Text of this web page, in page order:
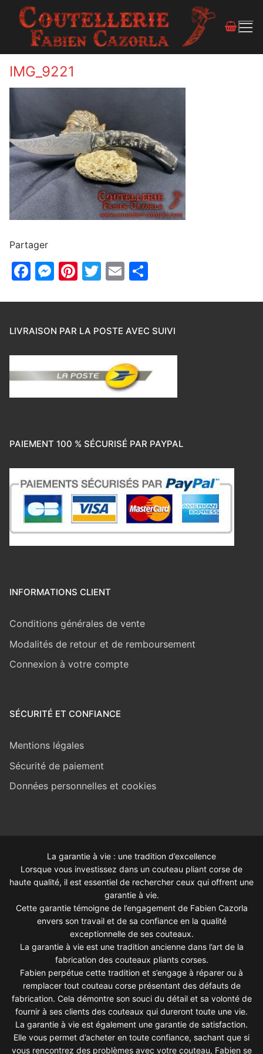
IMG_9221
Partager
Facebook
Messenger
Pinterest
Twitter
Email
LIVRAISON PAR LA POSTE AVEC SUIVI
PAIEMENT 100 % SÉCURISÉ PAR PAYPAL
INFORMATIONS CLIENT
Conditions générales de vente
Modalités de retour et de remboursement
Connexion à votre compte
SÉCURITÉ ET CONFIANCE
Mentions légales
Sécurité de paiement
Données personnelles et cookies
La garantie à vie : une tradition d’excellence
Lorsque vous investissez dans un couteau pliant corse de
haute qualité, il est essentiel de rechercher ceux qui offrent une
garantie à vie.
Cette garantie témoigne de l’engagement de Fabien Cazorla
envers son travail et de sa confiance en la qualité
exceptionnelle de ses couteaux.
La garantie à vie est une tradition ancienne dans l’art de la
fabrication des couteaux pliants corses.
Fabien perpétue cette tradition et s’engage à réparer ou à
remplacer tout couteau corse présentant des défauts de
fabrication. Cela démontre son souci du détail et sa volonté de
fournir à ses clients des couteaux qui dureront toute une vie.
La garantie à vie est également une garantie de satisfaction.
Elle vous permet d’acheter en toute confiance, sachant que si
vous rencontrez des problèmes avec votre couteau, Fabien se